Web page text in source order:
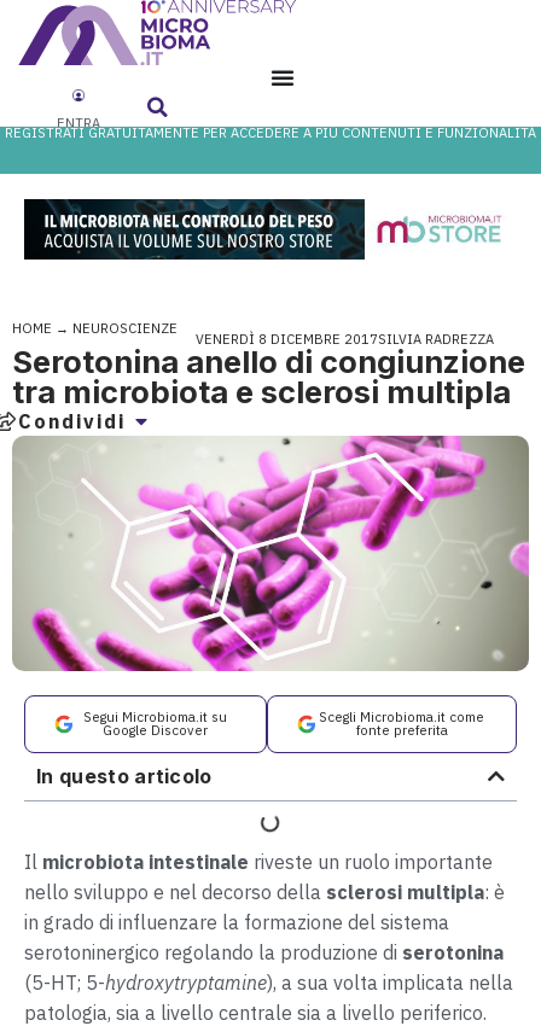
ENTRA
REGISTRATI GRATUITAMENTE PER ACCEDERE A PIÙ CONTENUTI E FUNZIONALITÀ
HOME → NEUROSCIENZE
VENERDÌ 8 DICEMBRE 2017SILVIA RADREZZA
Serotonina anello di congiunzione
tra microbiota e sclerosi multipla
Condividi
Segui Microbioma.it su
Google Discover
Scegli Microbioma.it come
fonte preferita
In questo articolo
Il microbiota intestinale riveste un ruolo importante
nello sviluppo e nel decorso della sclerosi multipla: è
in grado di influenzare la formazione del sistema
serotoninergico regolando la produzione di serotonina
(5-HT; 5-hydroxytryptamine), a sua volta implicata nella
patologia, sia a livello centrale sia a livello periferico.